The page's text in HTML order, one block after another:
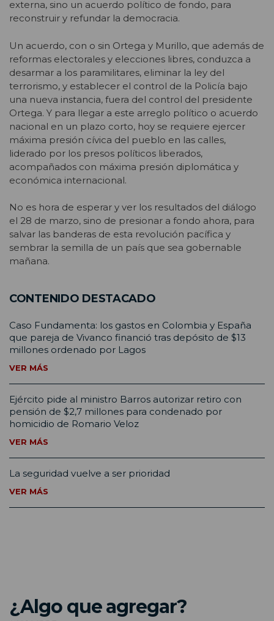
externa, sino un acuerdo político de fondo, para
reconstruir y refundar la democracia.
Un acuerdo, con o sin Ortega y Murillo, que además de
reformas electorales y elecciones libres, conduzca a
desarmar a los paramilitares, eliminar la ley del
terrorismo, y establecer el control de la Policía bajo
una nueva instancia, fuera del control del presidente
Ortega. Y para llegar a este arreglo político o acuerdo
nacional en un plazo corto, hoy se requiere ejercer
máxima presión cívica del pueblo en las calles,
liderado por los presos políticos liberados,
acompañados con máxima presión diplomática y
económica internacional.
No es hora de esperar y ver los resultados del diálogo
el 28 de marzo, sino de presionar a fondo ahora, para
salvar las banderas de esta revolución pacífica y
sembrar la semilla de un país que sea gobernable
mañana.
CONTENIDO DESTACADO
Caso Fundamenta: los gastos en Colombia y España
que pareja de Vivanco financió tras depósito de $13
millones ordenado por Lagos
VER MÁS
Ejército pide al ministro Barros autorizar retiro con
pensión de $2,7 millones para condenado por
homicidio de Romario Veloz
VER MÁS
La seguridad vuelve a ser prioridad
VER MÁS
¿Algo que agregar?